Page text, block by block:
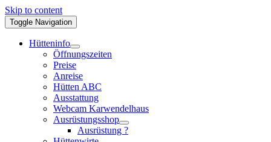
Skip to content
Toggle Navigation
Hütteninfo
Öffnungszeiten
Preise
Anreise
Hütten ABC
Ausstattung
Webcam Karwendelhaus
Ausrüstungsshop
Ausrüstung ?